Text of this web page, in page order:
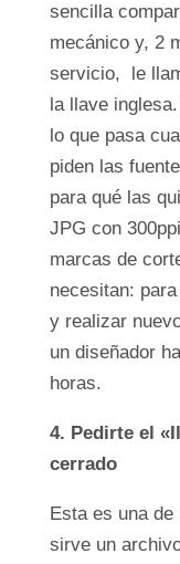
sencilla
mecánico y, 2
servicio, le
la llave
lo que pasa
piden las
para qué las
JPG con
marcas de
necesitan:
y realizar
un diseñador
horas.
4. Pedirte el
cerrado
Esta es una
sirve un